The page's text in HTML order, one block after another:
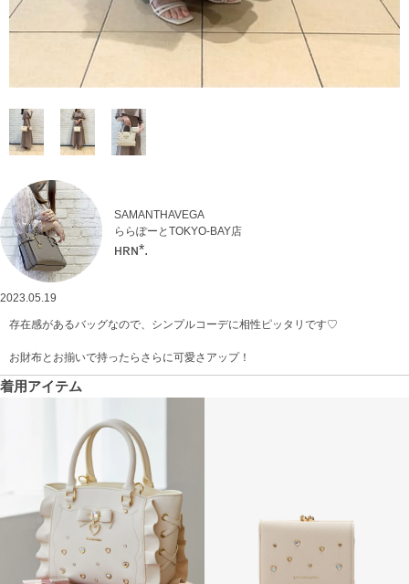
SAMANTHAVEGA
ららぽーとTOKYO-BAY店
ʜʀɴ*.
2023.05.19
存在感があるバッグなので、シンプルコーデに相性ピッタリです♡
お財布とお揃いで持ったらさらに可愛さアップ！
着用アイテム